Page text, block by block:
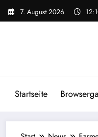
Zum
Inhalt
7. August 2026
Startseite